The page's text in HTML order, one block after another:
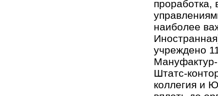
проработка,
наиболее
учреждено
Мануфактур-
Штатс-
коллегия и